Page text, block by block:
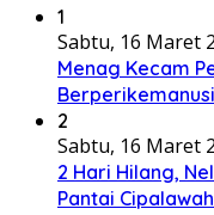
1
Sabtu, 16 Maret
Menag Kecam
2
Sabtu, 16 Maret
2 Hari Hilang,
Pantai